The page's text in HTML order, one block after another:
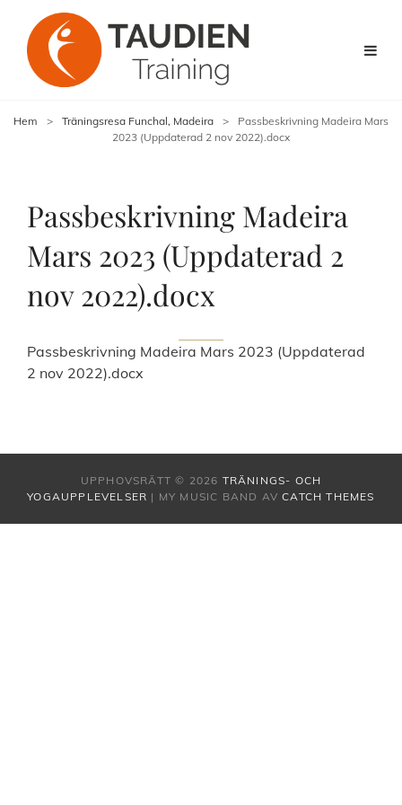
Hem > Träningsresa Funchal, Madeira >
Passbeskrivning Madeira Mars
2023 (Uppdaterad 2 nov 2022).docx
Passbeskrivning Madeira
Mars 2023 (Uppdaterad 2
nov 2022).docx
Passbeskrivning Madeira Mars 2023 (Uppdaterad
2 nov 2022).docx
UPPHOVSRÄTT © 2026 TRÄNINGS- OCH
YOGAUPPLEVELSER | MY MUSIC BAND AVCATCH THEMES